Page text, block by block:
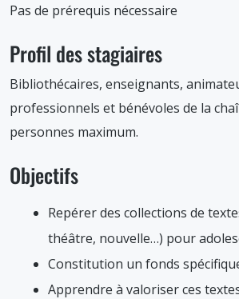
Pas de prérequis nécessaire
Profil des stagiaires
Bibliothécaires, enseignants,
professionnels et bénévoles de la
personnes maximum.
Objectifs
Repérer des collections de
théâtre, nouvelle…) pour
Constitution un fonds
Apprendre à valoriser ces